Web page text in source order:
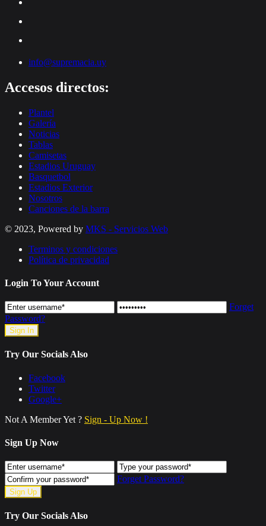
info@supremacia.uy
Accesos directos:
Plantel
Galería
Noticias
Tablas
Camisetas
Estadios Uruguay
Basquetbol
Estadios Exterior
Nosotros
Canciones de la barra
© 2023, Powered by MKS - Servicios Web
Terminos y condiciones
Política de privacidad
Login To Your Account
Forget
Password?
Try Our Socials Also
Facebook
Twitter
Google+
Not A Member Yet ? Sign - Up Now !
Sign Up Now
Forget Password?
Try Our Socials Also